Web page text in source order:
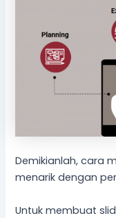
Demikianlah, cara
menarik dengan
Untuk membuat